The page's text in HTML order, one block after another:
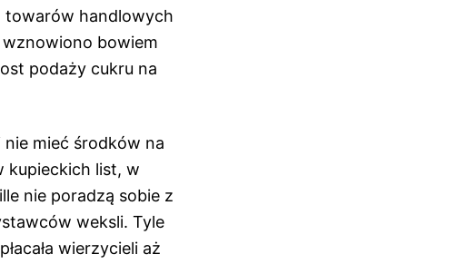
towarów handlowych
wznowiono bowiem
podaży cukru na
mieć środków na
kupieckich list, w
nie poradzą sobie z
weksli. Tyle
wierzycieli aż